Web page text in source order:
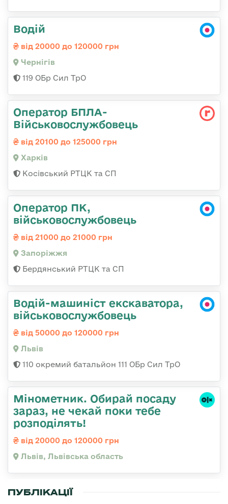
Водій
від 20000 до 120000 грн
Чернігів
119 ОБр Сил ТрО
Оператор БПЛА-
Військовослужбовець
від 20100 до 125000 грн
Харків
Косівський РТЦК та СП
Оператор ПК,
військовослужбовець
від 21000 до 21000 грн
Запоріжжя
Бердянський РТЦК та СП
Водій-машиніст екскаватора,
військовослужбовець
від 50000 до 120000 грн
Львів
110 окремий батальйон 111 ОБр Сил ТрО
Мінометник. Обирай посаду
зараз, не чекай поки тебе
розподілять!
від 20000 до 120000 грн
Львів, Львівська область
ПУБЛІКАЦІЇ